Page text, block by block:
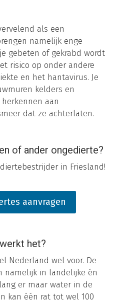
als een
namelijk enge
gebeten of gekrabd wordt
risico op onder andere
en het hantavirus. Je
kelders en
aan
dat ze achterlaten.
of ander ongedierte?
in Friesland!
aanvragen
het?
Nederland wel voor. De
namelijk in landelijke én
er maar water in de
kan één rat tot wel 100